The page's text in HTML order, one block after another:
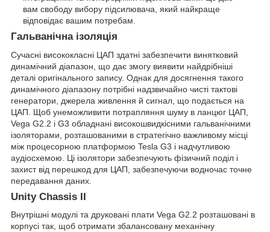
вам свободу вибору підсилювача, який найкраще
відповідає вашим потребам.
Гальванічна ізоляція
Сучасні висококласні ЦАП здатні забезпечити винятковий
динамічний діапазон, що дає змогу виявити найдрібніші
деталі оригінального запису. Однак для досягнення такого
динамічного діапазону потрібні надзвичайно чисті тактові
генератори, джерела живлення й сигнал, що подається на
ЦАП. Щоб унеможливити потрапляння шуму в ланцюг ЦАП,
Vega G2.2 і G3 обладнані високошвидкісними гальванічними
ізоляторами, розташованими в стратегічно важливому місці
між процесорною платформою Tesla G3 і надчутливою
аудіосхемою. Ці ізолятори забезпечують фізичний поділ і
захист від перешкод для ЦАП, забезпечуючи водночас точне
передавання даних.
Unity Chassis II
Внутрішні модулі та друковані плати Vega G2.2 розташовані в
корпусі так, щоб отримати збалансовану механічну